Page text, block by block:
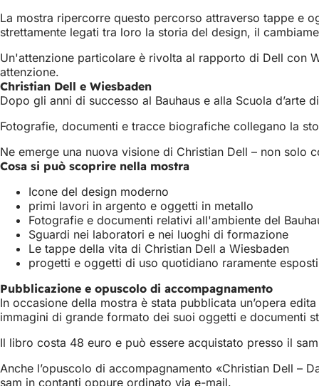
La mostra ripercorre questo percorso attraverso tappe e
strettamente legati tra loro la storia del design, il
Un'attenzione particolare è rivolta al rapporto di Dell con
attenzione.
Christian Dell e Wiesbaden
Dopo gli anni di successo al Bauhaus e alla Scuola
Fotografie, documenti e tracce biografiche collegano la
Ne emerge una nuova visione di Christian Dell – non
Cosa si può scoprire nella mostra
Icone del design moderno
primi lavori in argento e oggetti in metallo
Fotografie e documenti relativi all'ambiente del
Sguardi nei laboratori e nei luoghi di formazione
Le tappe della vita di Christian Dell a Wiesbaden
progetti e oggetti di uso quotidiano raramente
Pubblicazione e opuscolo di accompagnamento
In occasione della mostra è stata pubblicata un’opera
immagini di grande formato dei suoi oggetti e documenti
Il libro costa 48 euro e può essere acquistato presso il
Anche l’opuscolo di accompagnamento «Christian Dell –
sam in contanti oppure ordinato via e-mail.